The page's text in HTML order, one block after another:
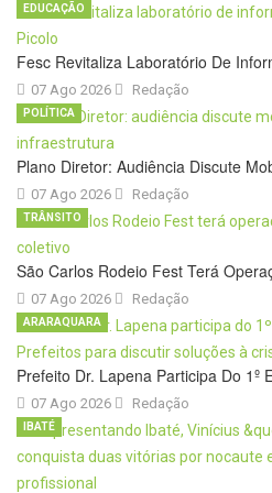
Fesc Revitaliza Laboratório De
07 Ago 2026
EDUCAÇÃO
Redação
Plano Diretor: Audiência Discute
07 Ago 2026
POLÍTICA
Redação
São Carlos Rodeio Fest Terá
07 Ago 2026
TRÂNSITO
Redação
Prefeito Dr. Lapena Participa Do 1º
07 Ago 2026
ARARAQUARA
Redação
IBATÉ